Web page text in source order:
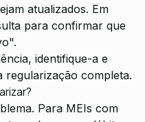
atualizados. Em
para confirmar que
identifique-a e
regularização completa.
Para MEIs com